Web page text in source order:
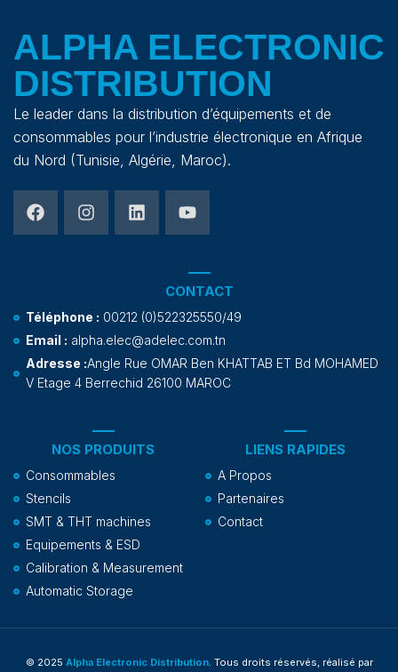
ALPHA ELECTRONIC
DISTRIBUTION
Le leader dans la distribution d’équipements et de
consommables pour l’industrie électronique en Afrique
du Nord (Tunisie, Algérie, Maroc).
NOS PRODUITS
Consommables
Stencils
SMT & THT machines
Equipements & ESD
Calibration & Measurement
Automatic Storage
LIENS RAPIDES
A Propos
Partenaires
Contact
CONTACT
Téléphone : 00212 (0)522325550/49
Email : alpha.elec@adelec.com.tn
Adresse :Angle Rue OMAR Ben KHATTAB ET Bd MOHAMED
V Etage 4 Berrechid 26100 MAROC
© 2025 Alpha Electronic Distribution. Tous droits réservés, réalisé par